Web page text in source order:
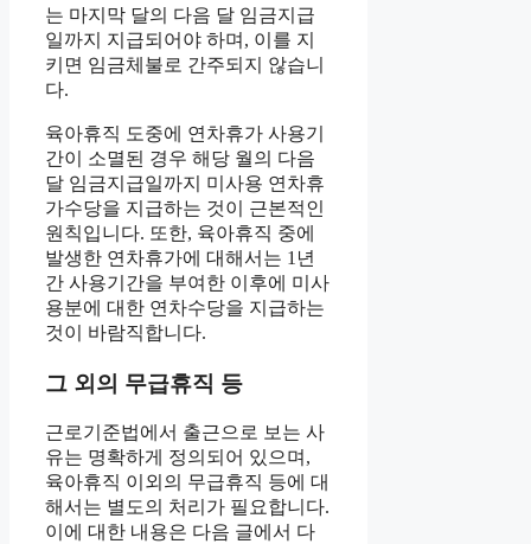
는 마지막 달의 다음 달 임금지급
일까지 지급되어야 하며, 이를 지
키면 임금체불로 간주되지 않습니
다.
육아휴직 도중에 연차휴가 사용기
간이 소멸된 경우 해당 월의 다음
달 임금지급일까지 미사용 연차휴
가수당을 지급하는 것이 근본적인
원칙입니다. 또한, 육아휴직 중에
발생한 연차휴가에 대해서는 1년
간 사용기간을 부여한 이후에 미사
용분에 대한 연차수당을 지급하는
것이 바람직합니다.
그 외의 무급휴직 등
근로기준법에서 출근으로 보는 사
유는 명확하게 정의되어 있으며,
육아휴직 이외의 무급휴직 등에 대
해서는 별도의 처리가 필요합니다.
이에 대한 내용은 다음 글에서 다